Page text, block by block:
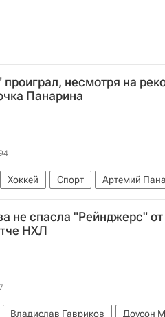
несмотря на
Панарина
Хоккей Спорт Артемий
Национальная хоккейная
не спасла "Рейнджерс" от
НХЛ
Владислав Гавриков Доусон